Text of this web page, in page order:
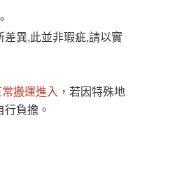
差異,此並非瑕疵,請以實
搬運進入 ，若因特殊地
負擔。
復興鄉
客服」來信確
上圖片